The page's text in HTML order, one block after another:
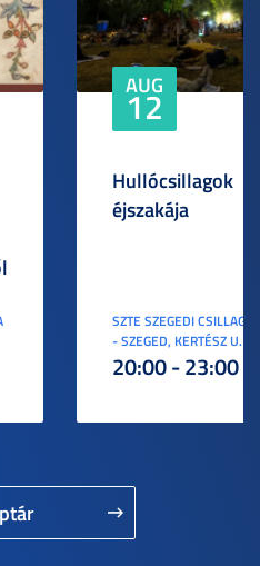
AUG
12
Hullócsillagok
éjszakája
SZTE SZEGEDI
- SZEGED, KERTÉSZ U. 3.
20:00 - 23:00